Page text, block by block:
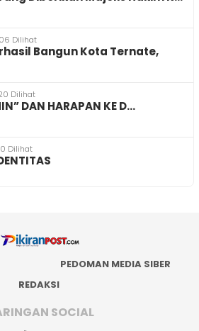
Dilihat
Bangun Kota Ternate,
Dilihat
DAN HARAPAN KE D…
Dilihat
PEDOMAN MEDIA SIBER
REDAKSI
SOCIAL